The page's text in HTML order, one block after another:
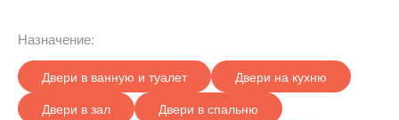
Назначение:
Двери в ванную и туалет
Двери на кухню
Двери в зал
Двери в спальню